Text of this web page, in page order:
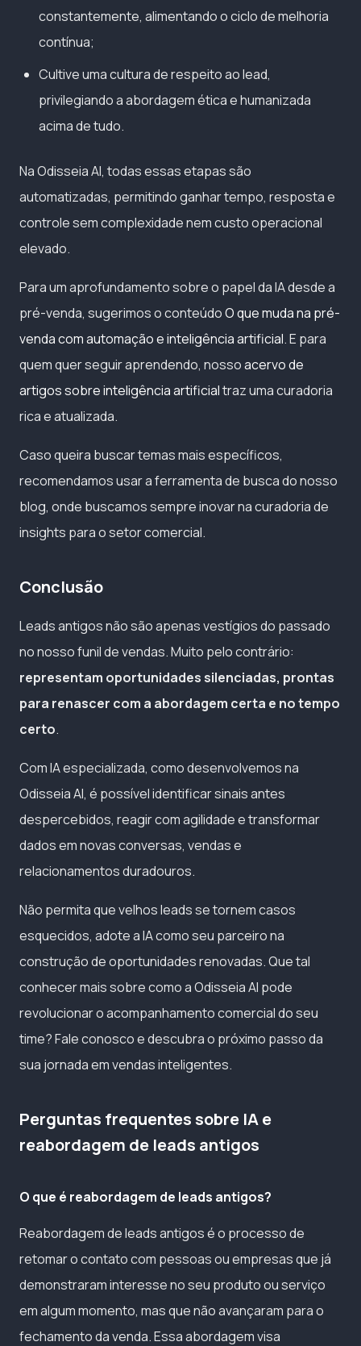
constantemente, alimentando o ciclo de melhoria
contínua;
Cultive uma cultura de respeito ao lead,
privilegiando a abordagem ética e humanizada
acima de tudo.
Na Odisseia AI, todas essas etapas são
automatizadas, permitindo ganhar tempo, resposta e
controle sem complexidade nem custo operacional
elevado.
Para um aprofundamento sobre o papel da IA desde a
pré-venda, sugerimos o conteúdoO que muda na pré-
venda com automação e inteligência artificial. E para
quem quer seguir aprendendo, nossoacervo de
artigos sobre inteligência artificialtraz uma curadoria
rica e atualizada.
Caso queira buscar temas mais específicos,
recomendamos usar a ferramenta de busca do nosso
blog, onde buscamos sempre inovar na curadoria de
insights para o setor comercial.
Conclusão
Leads antigos não são apenas vestígios do passado
no nosso funil de vendas. Muito pelo contrário:
representam oportunidades silenciadas, prontas
para renascer com a abordagem certa e no tempo
certo.
Com IA especializada, como desenvolvemos na
Odisseia AI, é possível identificar sinais antes
despercebidos, reagir com agilidade e transformar
dados em novas conversas, vendas e
relacionamentos duradouros.
Não permita que velhos leads se tornem casos
esquecidos, adote a IA como seu parceiro na
construção de oportunidades renovadas. Que tal
conhecer mais sobre como a Odisseia AI pode
revolucionar o acompanhamento comercial do seu
time? Fale conosco e descubra o próximo passo da
sua jornada em vendas inteligentes.
Perguntas frequentes sobre IA e
reabordagem de leads antigos
O que é reabordagem de leads antigos?
Reabordagem de leads antigos é o processo de
retomar o contato com pessoas ou empresas que já
demonstraram interesse no seu produto ou serviço
em algum momento, mas que não avançaram para o
fechamento da venda. Essa abordagem visa